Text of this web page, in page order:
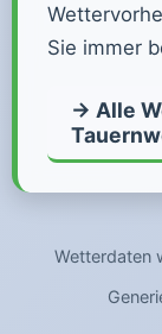
Sie immer
→ Alle
Wetterdaten